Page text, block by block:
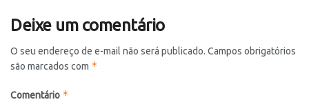
Deixe um comentário
O seu endereço de e-mail não será publicado. Campos obrigatórios
são marcados com *
Comentário *